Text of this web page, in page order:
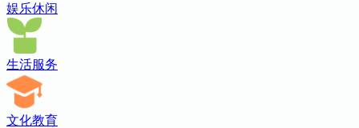
娱乐休闲
生活服务
文化教育